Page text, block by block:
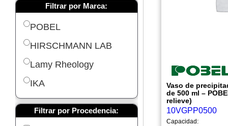
120 mm
95 mm
54 mm
48 mm
38 mm
50-52 mm
135 mm
110 mm
95 mm
50 mm
280 mm
240 mm
Filtrar por Marca:
POBEL
HIRSCHMANN LAB
Lamy Rheology
IKA
Filtrar por Procedencia:
Vaso de
de 500 ml –
relieve)
10VGPP0500
Capacidad: